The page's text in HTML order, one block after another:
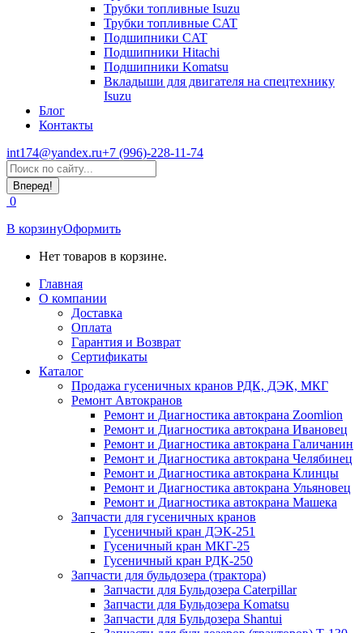
Трубки топливные Isuzu
Трубки топливные CAT
Подшипники CAT
Подшипники Hitachi
Подшипники Komatsu
Вкладыши для двигателя на спецтехнику
Isuzu
Блог
Контакты
int174@yandex.ru+7 (996)-228-11-74
Страница
WhatsApp
открывается
в
новом
окне
Поиск:
0
В корзинуОформить
Нет товаров в корзине.
Главная
О компании
Доставка
Оплата
Гарантия и Возврат
Сертификаты
Каталог
Продажа гусеничных кранов РДК, ДЭК, МКГ
Ремонт Автокранов
Ремонт и Диагностика автокрана Zoomlion
Ремонт и Диагностика автокрана Ивановец
Ремонт и Диагностика автокрана Галичанин
Ремонт и Диагностика автокрана Челябинец
Ремонт и Диагностика автокрана Клинцы
Ремонт и Диагностика автокрана Ульяновец
Ремонт и Диагностика автокрана Машека
Запчасти для гусеничных кранов
Гусеничный кран ДЭК-251
Гусеничный кран МКГ-25
Гусеничный кран РДК-250
Запчасти для бульдозера (трактора)
Запчасти для Бульдозера Caterpillar
Запчасти для Бульдозера Komatsu
Запчасти для Бульдозера Shantui